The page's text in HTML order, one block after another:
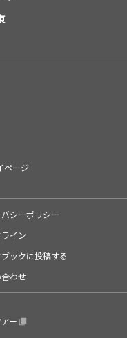
ページ
シーポリシー
イン
ックに投稿する
わせ
ー